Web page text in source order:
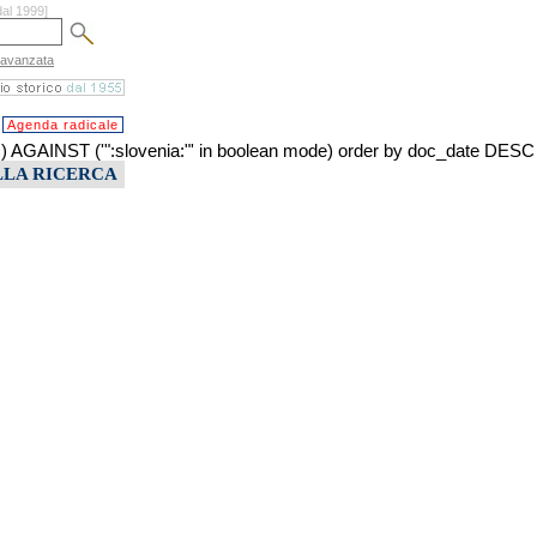
1999]
Agenda radicale
('":slovenia:"' in boolean mode) order by doc_date DESC
RICERCA